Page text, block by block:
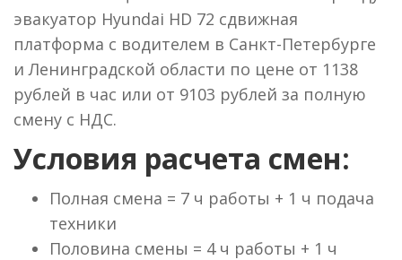
эвакуатор Hyundai HD 72 сдвижная
платформа с водителем в Санкт-Петербурге
и Ленинградской области по цене от 1138
рублей в час или от 9103 рублей за полную
смену с НДС.
Условия расчета смен:
Полная смена = 7 ч работы + 1 ч подача
техники
Половина смены = 4 ч работы + 1 ч